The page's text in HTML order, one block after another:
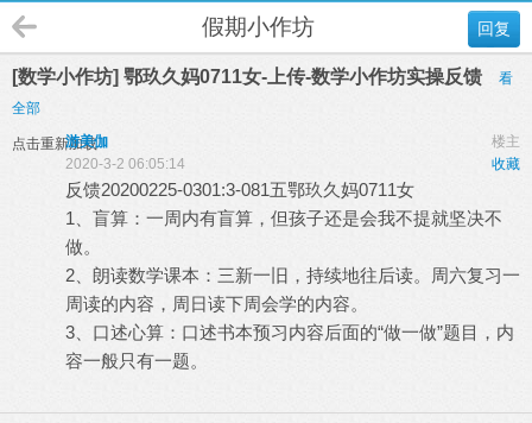
回复
假期小作坊
[数学小作坊] 鄂玖久妈0711女-上传-数学小作坊实操反馈
看
全部
点击重新加载 楼主
游美伽
收藏
2020-3-2 06:05:14
反馈20200225-0301:3-081五鄂玖久妈0711女
1、盲算：一周内有盲算，但孩子还是会我不提就坚决不
做。
2、朗读数学课本：三新一旧，持续地往后读。周六复习一
周读的内容，周日读下周会学的内容。
3、口述心算：口述书本预习内容后面的“做一做”题目，内
容一般只有一题。